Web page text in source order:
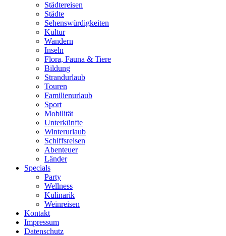
Städtereisen
Städte
Sehenswürdigkeiten
Kultur
Wandern
Inseln
Flora, Fauna & Tiere
Bildung
Strandurlaub
Touren
Familienurlaub
Sport
Mobilität
Unterkünfte
Winterurlaub
Schiffsreisen
Abenteuer
Länder
Specials
Party
Wellness
Kulinarik
Weinreisen
Kontakt
Impressum
Datenschutz